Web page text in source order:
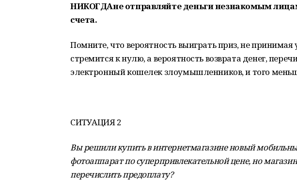
НИКОГДАне отправляйте деньги незнакомым
счета.
Помните, что вероятность выиграть приз, не
стремится к нулю, а вероятность возврата денег,
электронный кошелек злоумышленников, и того
СИТУАЦИЯ 2
Вы решили купить в интернетмагазине новый
фотоаппарат по суперпривлекательной цене, но
перечислить предоплату?